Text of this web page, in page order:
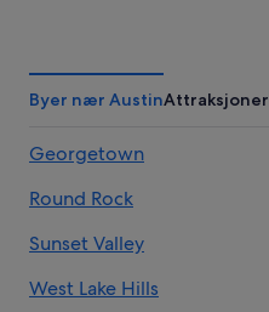
Byer nær AustinAttraksjoner
Georgetown
Round Rock
Sunset Valley
West Lake Hills